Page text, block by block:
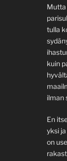
Mutta
tulla
kuin
ilman
En
yksi
on